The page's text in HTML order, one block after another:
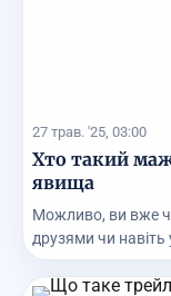
27 трав. '25, 03:00
Хто такий
явища
Можливо, ви вже
друзями чи